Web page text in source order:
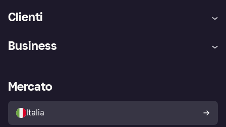
Clienti
Assistenza
Esplora i negozi
Politica di protezione
dell'acquirente Klarna
Business
Accesso aziende
Mercato
Italia